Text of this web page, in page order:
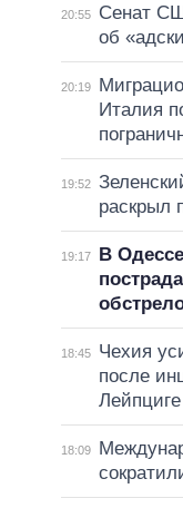
20:55
Сенат
об
20:19
Италия
19:52
раскрыл
19:17
В
18:45
Чехия
после
Лейпциге
18:09